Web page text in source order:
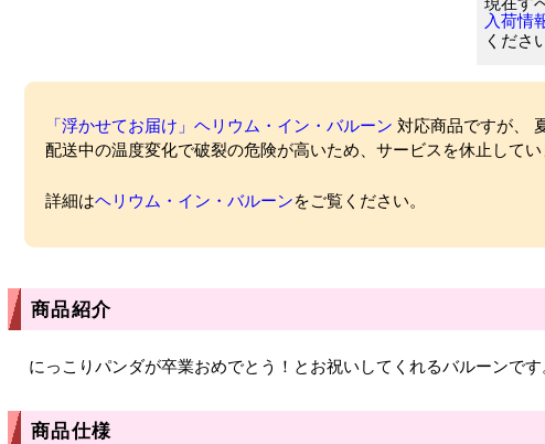
入荷情
くださ
「浮かせてお届け」ヘリウム・イン・バルーン 対応商品ですが、
配送中の温度変化で破裂の危険が高いため、サービスを休止してい
詳細はヘリウム・イン・バルーンをご覧ください。
商品紹介
にっこりパンダが卒業おめでとう！とお祝いしてくれるバルーンです
商品仕様